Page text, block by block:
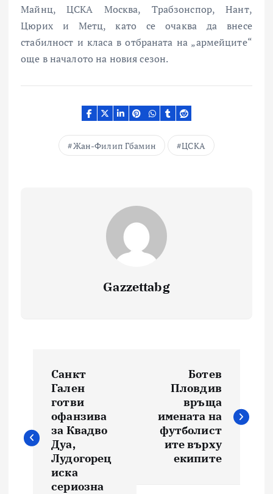
Майнц, ЦСКА Москва, Трабзонспор, Нант,
Цюрих и Метц, като се очаква да внесе
стабилност и класа в отбраната на „армейците“
още в началото на новия сезон.
Жан-Филип Гбамин ЦСКА
Gazzettabg
Навигация
Санкт
Гален
готви
офанзива
за Квадво
Дуа,
Лудогорец
иска
сериозна
Ботев
Пловдив
връща
имената на
футболист
ите върху
екипите